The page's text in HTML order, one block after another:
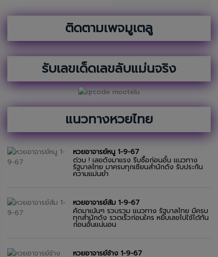
ติดตามเพจมูเตลู
รับเลขเด็ดเลขลับแม่นจริง
แนวทางหวยไทย
หวยอาจารย์หนู 1-9-67
ด่วน ! เลขดังมาแรง รีบซื้อก่อนอั้น แนวทาง
รัฐบาลไทย มาครบทุกเซียนสำนักดัง รับประกัน
ความแม่นยำ
หวยอาจารย์ส้ม 1-9-67
คัดมาเน้นๆ รวบรวม แนวทาง รัฐบาลไทย มีครบ
ทุกสำนักดัง รวดเร็วก่อนใคร หยิบเลขไปใช้ได้ทัน
ก่อนอั้นแน่นอน
หวยอาจารย์ช้าง 1-9-67